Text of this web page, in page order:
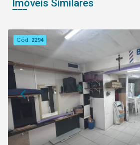
Imóveis Similares
Cód. 2294